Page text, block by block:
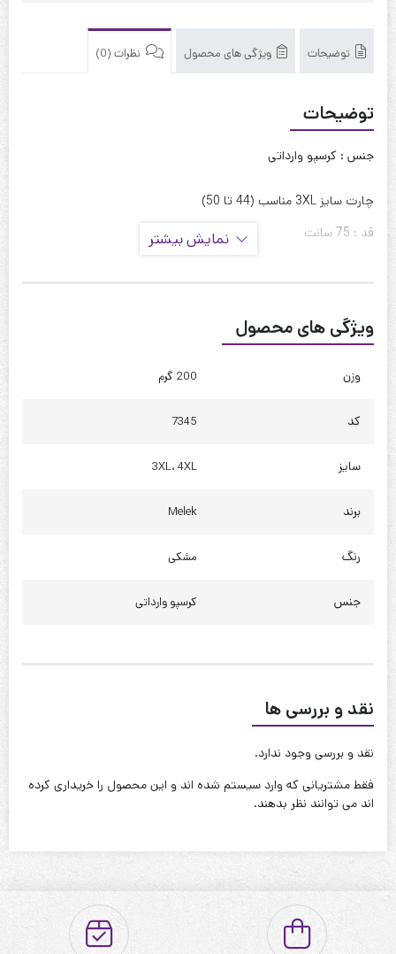
توضیحات ویژگی های محصول نظرات (0)
توضیحات
جنس : کرسپو وارداتی
چارت سایز 3XL مناسب (44 تا 50)
قد : 75 سانت
ذور بازو : 42 سانت
دور باسن : 118 سانت
چارت سایز 4XL مناسب (52 تا 60)
حلقه آستین : 55 سانت
ذور بازو : 45 سانت
نحوه شستشو:با آب 40 درجه و بدون استفاده از مایعات سفیدکننده
نمایش بیشتر
ویژگی های محصول
وزن 200 گرم
کد 7345
سایز 3XL، 4XL
برند Melek
رنگ مشکی
جنس کرسپو وارداتی
نقد و بررسی ها
نقد و بررسی وجود ندارد.
فقط مشتریانی که وارد سیستم شده اند و این محصول را خریداری کرده
اند می توانند نظر بدهند.